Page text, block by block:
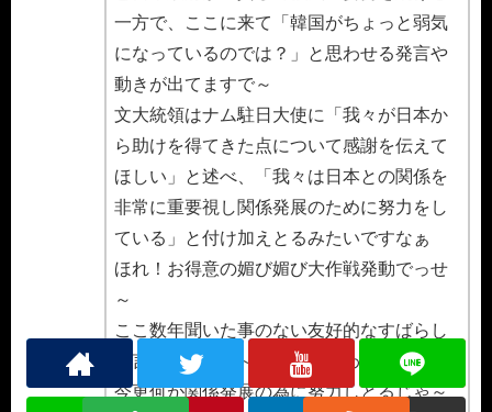
一方で、ここに来て「韓国がちょっと弱気
になっているのでは？」と思わせる発言や
動きが出てますで～
文大統領はナム駐日大使に「我々が日本か
ら助けを得てきた点について感謝を伝えて
ほしい」と述べ、「我々は日本との関係を
非常に重要視し関係発展のために努力をし
ている」と付け加えとるみたいですなぁ
ほれ！お得意の媚び媚び大作戦発動でっせ
～
ここ数年聞いた事のない友好的なすばらし
い言葉ですがな～って思わんわい！
今更何が関係発展の為に努力しとるじゃ～